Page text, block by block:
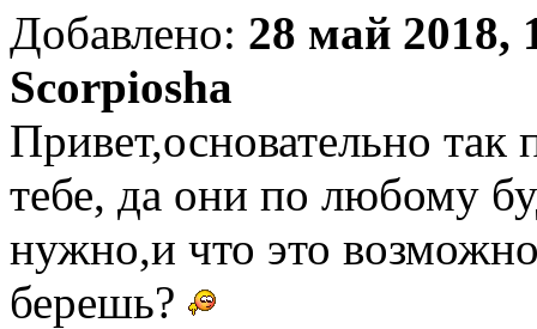
Добавлено: 28 май 2018,
Scorpiosha
Привет,основательно
тебе, да они по любому
нужно,и что это
берешь?